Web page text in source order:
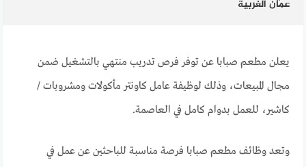
عمّان الغربية
يعلن مطعم صبابا عن توفر فرص تدريب منتهي بالتشغيل ضمن
مجال المبيعات، وذلك لوظيفة عامل كاونتر مأكولات ومشروبات /
كاشير، للعمل بدوام كامل في العاصمة.
وتعد وظائف مطعم صبابا فرصة مناسبة للباحثين عن عمل في